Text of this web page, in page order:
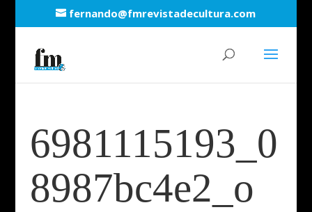
fernando@fmrevistadecultura.com
6981115193_0
8987bc4e2_o